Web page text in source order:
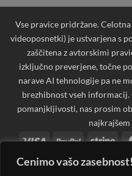
Cenimo vašo zasebnost!
Vse pravice pridržane.
videoposnetki) je ustvarjena s
zaščitena z avtorskimi
izključno preverjene, točne
narave AI tehnologije pa ne
brezhibnost vseh
pomanjkljivosti, nas prosim
najkrajšem
Visa
PayPal
Bank
Cash